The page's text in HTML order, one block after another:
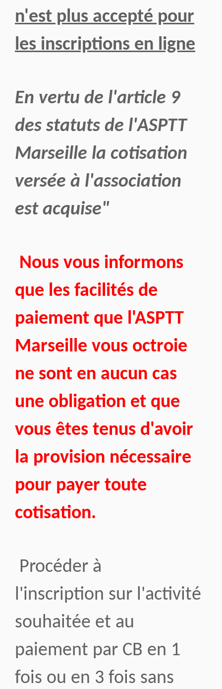
n'est plus accepté pour
les inscriptions en ligne
En vertu de l'article 9
des statuts de l'ASPTT
Marseille la cotisation
versée à l'association
est acquise"
Nous vous informons
que les facilités de
paiement que l'ASPTT
Marseille vous octroie
ne sont en aucun cas
une obligation et que
vous êtes tenus d'avoir
la provision nécessaire
pour payer toute
cotisation.
Procéder à
l'inscription sur l'activité
souhaitée et au
paiement par CB en 1
fois ou en 3 fois sans